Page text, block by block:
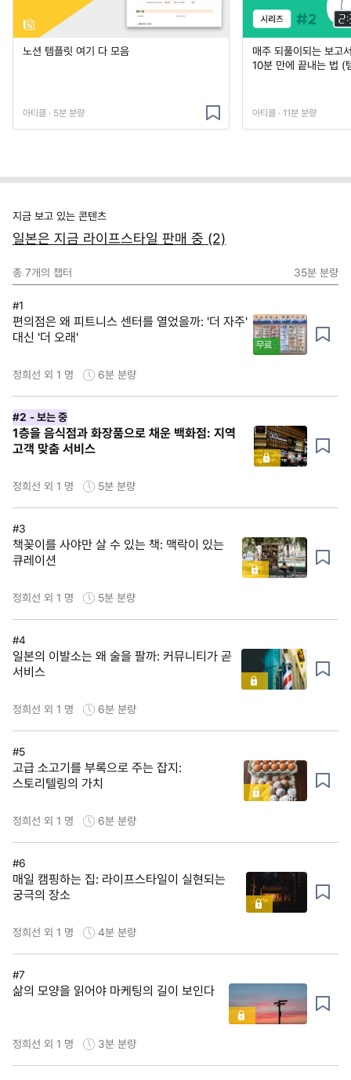
노션 템플릿 여기 다 모음
아티클 · 5분 분량
매주 되풀이되는 보고
10분 만에 끝내는 법 (
아티클 · 11분 분량
지금 보고 있는 콘텐츠
일본은 지금 라이프스타일 판매 중 (2)
총 7개의 챕터 35분 분량
#1
편의점은 왜 피트니스 센터를 열었을까: '더 자주'
대신 '더 오래'
무료
정희선 외 1 명 6분 분량
#2 - 보는 중
1층을 음식점과 화장품으로 채운 백화점: 지역
고객 맞춤 서비스
정희선 외 1 명 5분 분량
#3
책꽂이를 사야만 살 수 있는 책: 맥락이 있는
큐레이션
정희선 외 1 명 5분 분량
#4
일본의 이발소는 왜 술을 팔까: 커뮤니티가 곧
서비스
정희선 외 1 명 6분 분량
#5
고급 소고기를 부록으로 주는 잡지:
스토리텔링의 가치
정희선 외 1 명 6분 분량
#6
매일 캠핑하는 집: 라이프스타일이 실현되는
궁극의 장소
정희선 외 1 명 4분 분량
#7
삶의 모양을 읽어야 마케팅의 길이 보인다
정희선 외 1 명 3분 분량